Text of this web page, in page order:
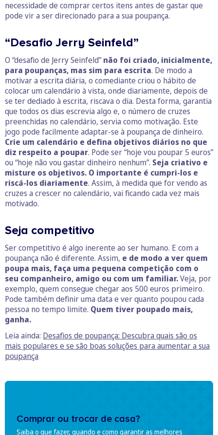
necessidade de comprar certos itens antes de gastar que
pode vir a ser direcionado para a sua poupança.
“Desafio Jerry Seinfeld”
O “desafio de Jerry Seinfeld”não foi criado, inicialmente,
para poupanças, mas sim para escrita. De modo a
motivar a escrita diária, o comediante criou o hábito de
colocar um calendário à vista, onde diariamente, depois de
se ter dediado à escrita, riscava o dia. Desta forma, garantia
que todos os dias escrevia algo e, o número de cruzes
preenchidas no calendário, servia como motivação. Este
jogo pode facilmente adaptar-se à poupança de dinheiro.
Crie um calendário e defina objetivos diários no que
diz respeito a poupar. Pode ser “hoje vou poupar 5 euros”
ou “hoje não vou gastar dinheiro nenhum”. Seja criativo e
misture os objetivos. O importante é cumpri-los e
riscá-los diariamente. Assim, à medida que for vendo as
cruzes a crescer no calendário, vai ficando cada vez mais
motivado.
Seja competitivo
Ser competitivo é algo inerente ao ser humano. E com a
poupança não é diferente. Assim, e de modo a ver quem
poupa mais, faça uma pequena competição com o
seu companheiro, amigo ou com um familiar.Veja, por
exemplo, quem consegue chegar aos 500 euros primeiro.
Pode também definir uma data e ver quanto poupou cada
pessoa no tempo limite. Quem tiver poupado mais,
ganha.
Leia ainda: Desafios de poupança: Descubra quais são os
mais populares e se são boas soluções para aumentar a sua
poupança
Comprar ou trocar de casa?
Saiba o que fazer, quando e como garantir as melhores